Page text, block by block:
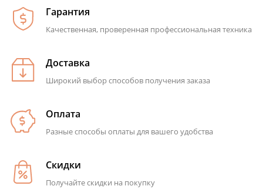
Гарантия
Качественная, проверенная профессиональная техника
Доставка
Широкий выбор способов получения заказа
Оплата
Разные способы оплаты для вашего удобства
Скидки
Получайте скидки на покупку